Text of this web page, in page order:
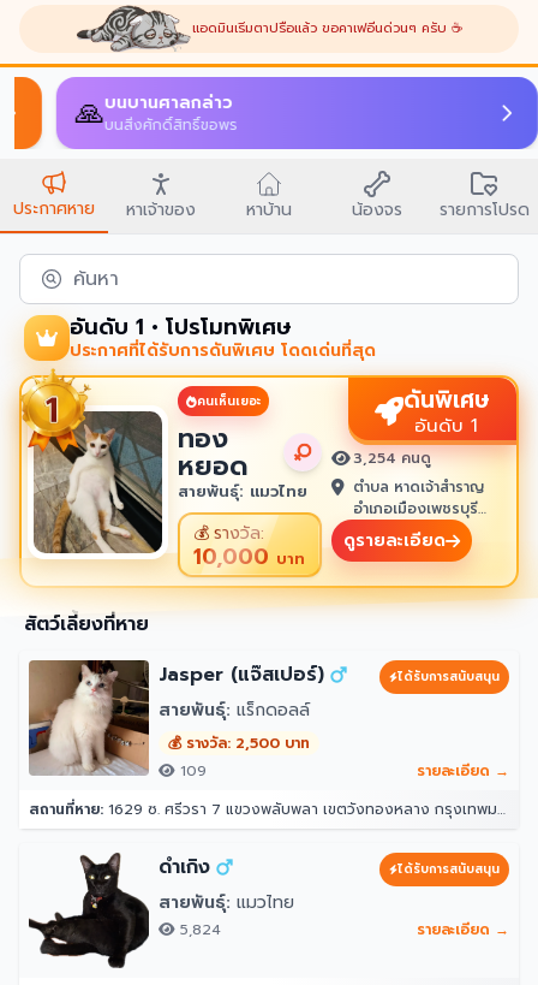
แอดมินเริ่มตาปรือแล้ว ขอคาเฟอีนด่วนๆ ครับ ☕
🙏บนบานศาลกล่าว
บนสิ่งศักดิ์สิทธิ์ขอพร
ประกาศหาย หาเจ้าของ หาบ้าน น้องจร รายการโปรด
ค้นหา
อันดับ 1 • โปรโมทพิเศษ
ประกาศที่ได้รับการดันพิเศษ โดดเด่นที่สุด
คนเห็นเยอะ
ทอง
หยอด
สายพันธุ์: แมวไทย
💰รางวัล:
10,000 บาท
ดันพิเศษ
อันดับ 1
3,254 คนดู
ตำบล หาดเจ้าสำราญ
อำเภอเมืองเพชรบุรี
เพชรบุรี 76100
ดูรายละเอียด
สัตว์เลี้ยงที่หาย
Jasper (แจ๊สเปอร์)
ได้รับการสนับสนุน
สายพันธุ์: แร็กดอลล์
💰 รางวัล: 2,500 บาท
109
รายละเอียด →
สถานที่หาย: 1629 ซ. ศรีวรา 7 แขวงพลับพลา เขตวังทองหลาง กรุงเทพมหานคร 10312
ดำเกิง ได้รับการสนับสนุน
สายพันธุ์: แมวไทย
5,824 รายละเอียด →